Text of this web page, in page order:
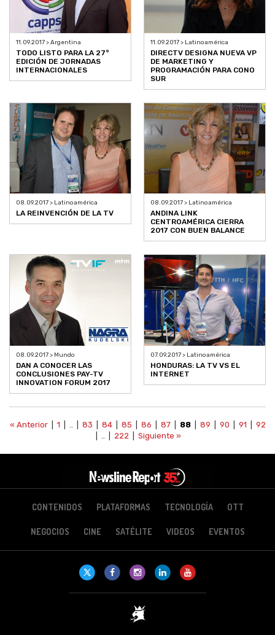
11.09.2017 > Argentina
TODO LISTO PARA LA 27°
EDICIÓN DE JORNADAS
INTERNACIONALES
11.09.2017 > Latinoamérica
DIRECTV DESIGNA NUEVA VP
DE MARKETING Y
PROGRAMACIÓN PARA CONO
SUR
08.09.2017 > Latinoamérica
LA REINVENCIÓN DE LA TV
08.09.2017 > Latinoamérica
ANDINA LINK
CENTROAMÉRICA CIERRA
2017 CON BUEN BALANCE
08.09.2017 > Mundo
DAN A CONOCER LAS
CONCLUSIONES PAY-TV
INNOVATION FORUM 2017
07.09.2017 > Latinoamérica
HONDURAS: LA TV VS EL
INTERNET
« Anterior| 1 | .. | 83 84| 85 86 87| 88| 89 90 91
92
| .. | 222 Siguiente »
CONTENIDOS PLATAFORMAS TECNOLOGÍA OTT
NEGOCIOS CINE SATÉLITE VIDEOS EVENTOS